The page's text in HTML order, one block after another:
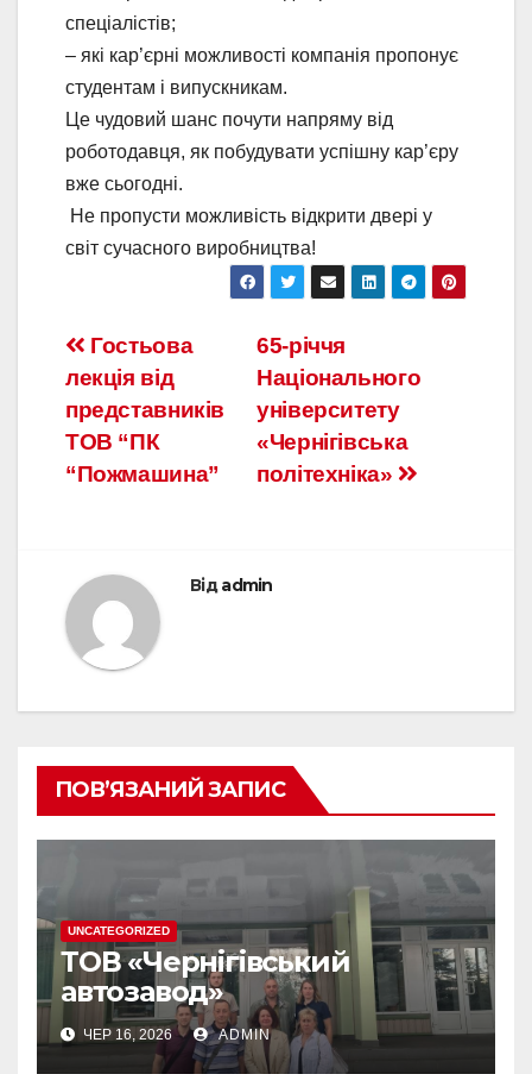
спеціалістів;
– які кар’єрні можливості компанія пропонує
студентам і випускникам.
Це чудовий шанс почути напряму від
роботодавця, як побудувати успішну кар’єру
вже сьогодні.
Не пропусти можливість відкрити двері у
світ сучасного виробництва!
Навігація
записів
65-річчя
Національного
університету
«Чернігівська
політехніка»
Гостьова
лекція від
представників
ТОВ “ПК
“Пожмашина”
Відadmin
ПОВ’ЯЗАНИЙ ЗАПИС
UNCATEGORIZED
ТОВ «Чернігівський
автозавод»
ЧЕР 16, 2026 ADMIN